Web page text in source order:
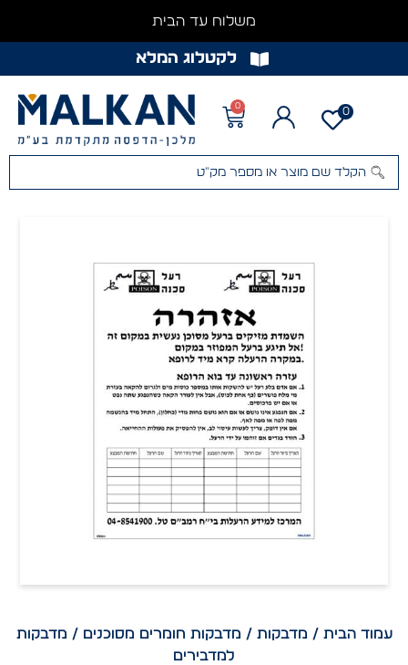
משלוח עד הבית
לקטלוג המלא
0
0
עמוד הבית/ מדבקות/ מדבקות חומרים מסוכנים/ מדבקות
למדבירים